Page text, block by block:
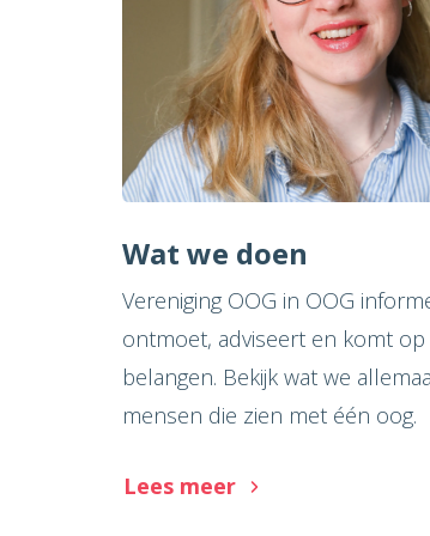
Wat we doen
Vereniging OOG in OOG
ontmoet, adviseert en komt
belangen. Bekijk wat we
mensen die zien met één oog.
Lees meer